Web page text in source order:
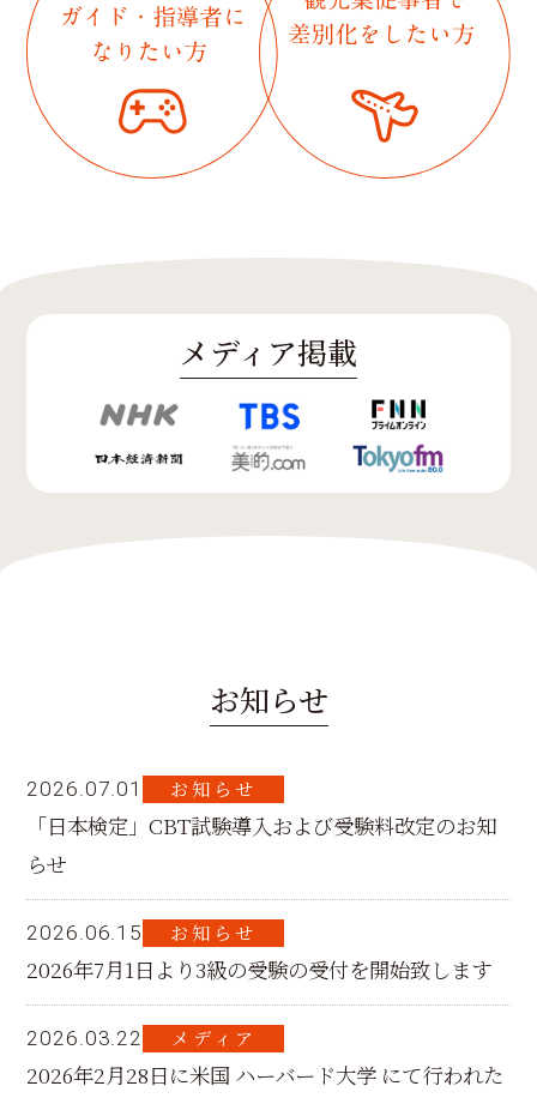
メディア掲載
お知らせ
2026.07.01 お知らせ
「日本検定」CBT試験導入および受験料改定のお知
らせ
2026.06.15 お知らせ
2026年7月1日より3級の受験の受付を開始致します
2026.03.22 メディア
2026年2月28日に米国 ハーバード大学 にて行われた